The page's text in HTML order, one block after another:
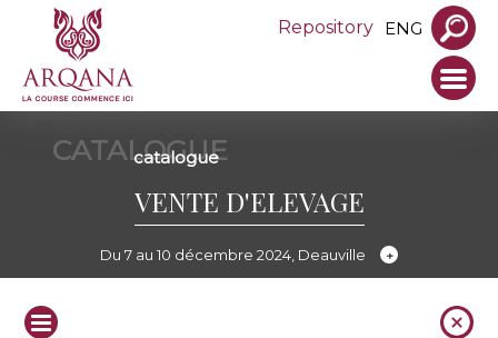
Repository ENG
CATALOGUE
catalogue
VENTE D'ELEVAGE
Du 7 au 10 décembre 2024, Deauville